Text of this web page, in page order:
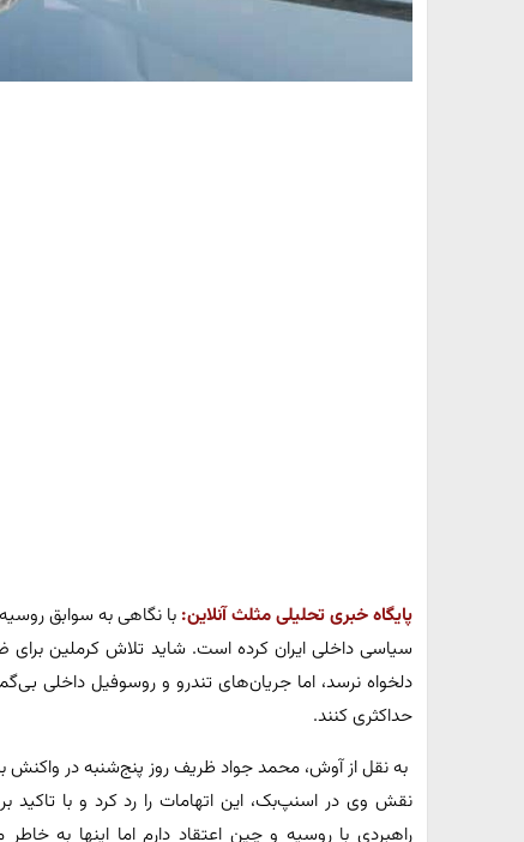
پایگاه خبری تحلیلی مثلث آنلاین: با نگاهی به سوابق
سیاسی داخلی ایران کرده است. شاید تلاش کرملین برای
دلخواه نرسد، اما جریان‌های تندرو و روسوفیل داخلی
حداکثری کنند.
به نقل از آوش، محمد جواد ظریف روز پنج‌شنبه در واکنش
نقش وی در اسنپ‌بک، این اتهامات را رد کرد و با تاکید
راهبردی با روسیه و چین اعتقاد دارم اما اینها به